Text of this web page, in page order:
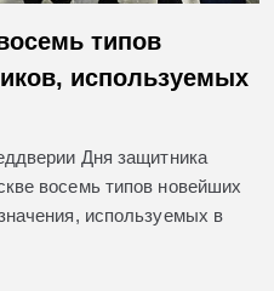
типов
используемых
Дня защитника
восемь типов новейших
используемых в